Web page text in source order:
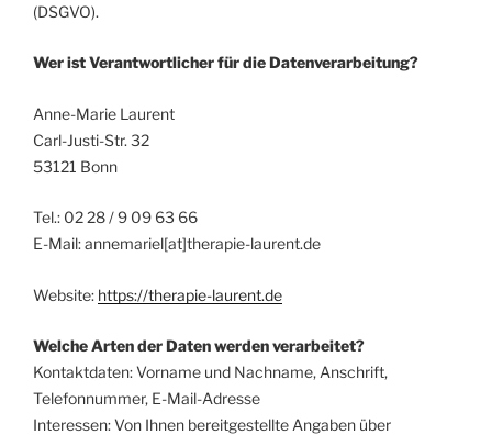
(DSGVO).
Wer ist Verantwortlicher für die Datenverarbeitung?
Anne-Marie Laurent
Carl-Justi-Str. 32
53121 Bonn
Tel.: 02 28 / 9 09 63 66
E-Mail: annemariel[at]therapie-laurent.de
Website: https://therapie-laurent.de
Welche Arten der Daten werden verarbeitet?
Kontaktdaten: Vorname und Nachname, Anschrift,
Telefonnummer, E-Mail-Adresse
Interessen: Von Ihnen bereitgestellte Angaben über